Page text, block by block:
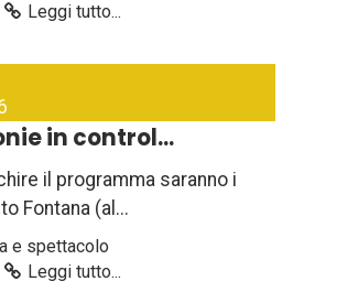
Leggi tutto...
in control...
il programma saranno i
Fontana (al...
e spettacolo
Leggi tutto...